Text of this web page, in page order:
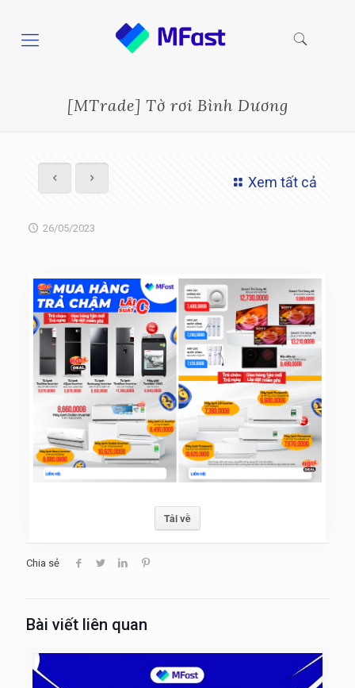
[MTrade] Tờ rơi Bình Dương
Xem tất cả
26/05/2023
Tải về
Chia sẻ
Bài viết liên quan